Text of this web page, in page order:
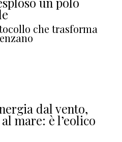
che trasforma
dal vento,
mare: è l’eolico